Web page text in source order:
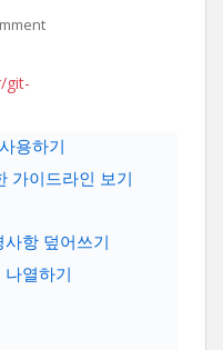
git-
용하기
가이드라인 보기
항 덮어쓰기
열하기